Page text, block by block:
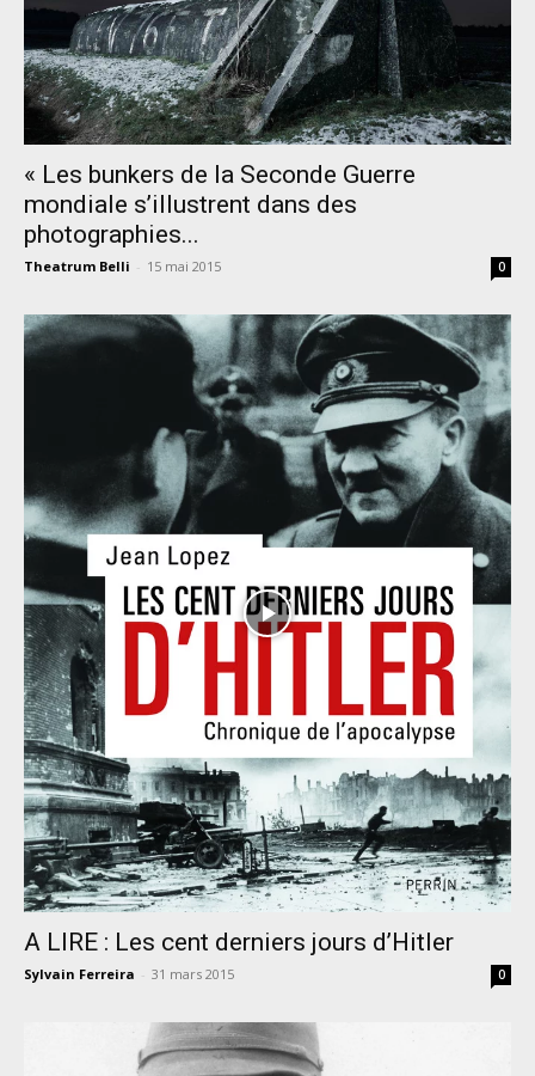
« Les bunkers de la Seconde Guerre
mondiale s’illustrent dans des
photographies...
Theatrum Belli - 15 mai 2015 0
A LIRE : Les cent derniers jours d’Hitler
Sylvain Ferreira - 31 mars 2015 0